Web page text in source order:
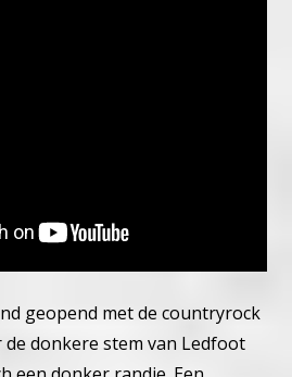
geopend met de countryrock
de donkere stem van Ledfoot